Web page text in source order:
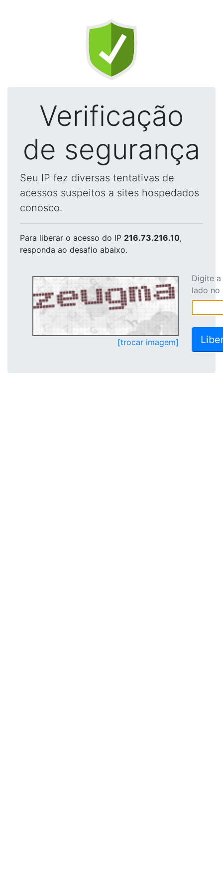
Verificação
de segurança
Seu IP fez diversas tentativas de
acessos suspeitos a sites hospedados
conosco.
Para liberar o acesso do IP 216.73.216.10,
responda ao desafio abaixo.
[trocar imagem]
Digite
lado no